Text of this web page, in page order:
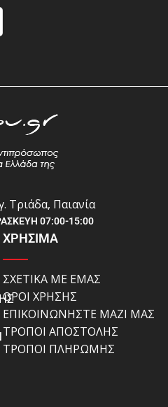
Τριάδα, Παιανία
07:00-15:00
ΧΡΗΣΙΜΑ
ΣΧΕΤΙΚΑ ΜΕ ΕΜΑΣ
ΟΡΟΙ ΧΡΗΣΗΣ
ΕΠΙΚΟΙΝΩΝΗΣΤΕ ΜΑΖΙ ΜΑΣ
ΤΡΟΠΟΙ ΑΠΟΣΤΟΛΗΣ
ΤΡΟΠΟΙ ΠΛΗΡΩΜΗΣ